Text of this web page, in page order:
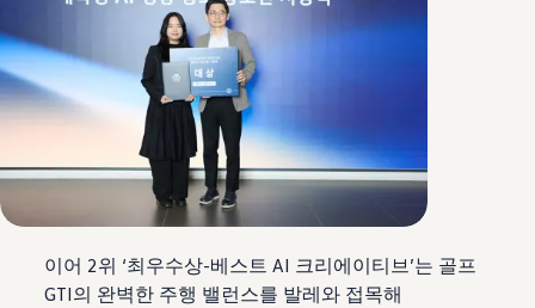
이어 2위 ‘최우수상-베스트 AI 크리에이티브’는 골프
GTI의 완벽한 주행 밸런스를 발레와 접목해